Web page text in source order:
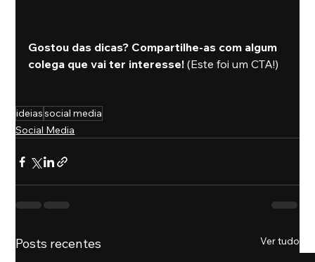
Gostou das dicas? Compartilhe-as com algum
colega que vai ter interesse! (Este foi um CTA!)
ideiassocial media
Social Media
Posts recentes Ver tudo